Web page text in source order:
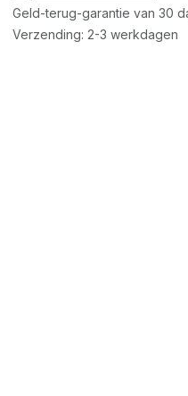
Geld-terug-garantie van 30
Verzending: 2-3 werkdagen